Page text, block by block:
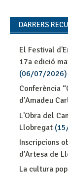
DARRERS
El Festival
17a edició
(06/07/2026)
Conferència
d'Amadeu
L'Obra del
Llobregat
Inscripcions
d’Artesa de
La cultura